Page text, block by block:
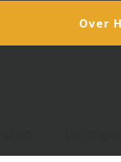
Over